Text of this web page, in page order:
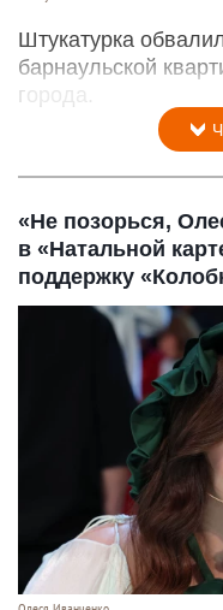
Штукатурка
барнаульской
города.
«Не позорься,
в «Натальной
поддержку